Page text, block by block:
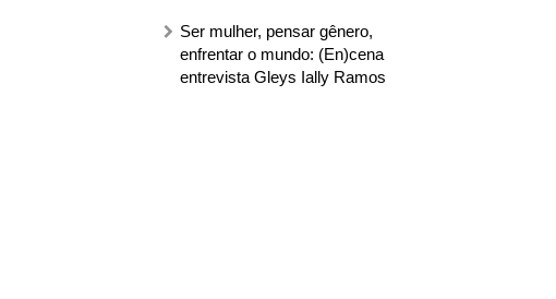
Ser mulher, pensar gênero,
enfrentar o mundo: (En)cena
entrevista Gleys Ially Ramos